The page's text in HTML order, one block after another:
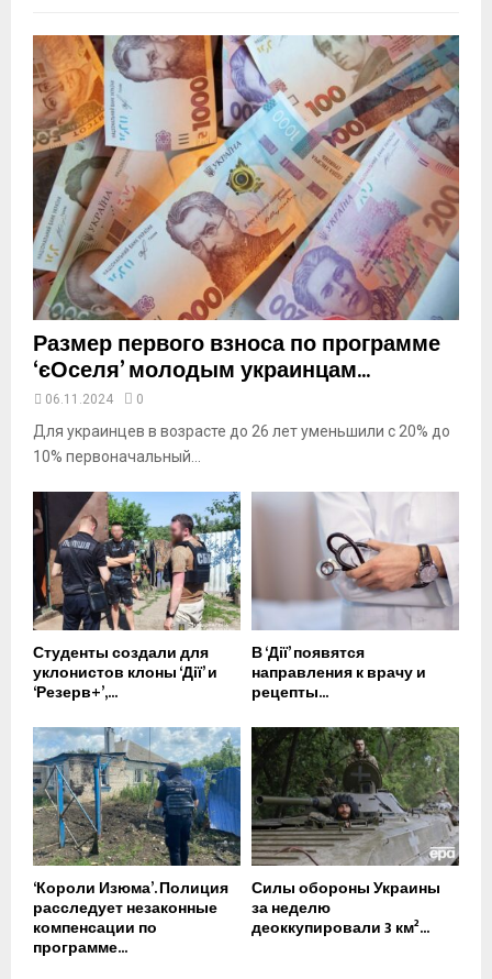
a
y
u
e
Размер первого взноса по программе
‘єОселя’ молодым украинцам...
06.11.2024 0
Для украинцев в возрасте до 26 лет уменьшили с 20% до
10% первоначальный...
Студенты создали для
уклонистов клоны ‘Дії’ и
‘Резерв+’,...
В ‘Дії’ появятся
направления к врачу и
рецепты...
‘Короли Изюма’. Полиция
расследует незаконные
компенсации по
программе...
Силы обороны Украины
за неделю
деоккупировали 3 км²...